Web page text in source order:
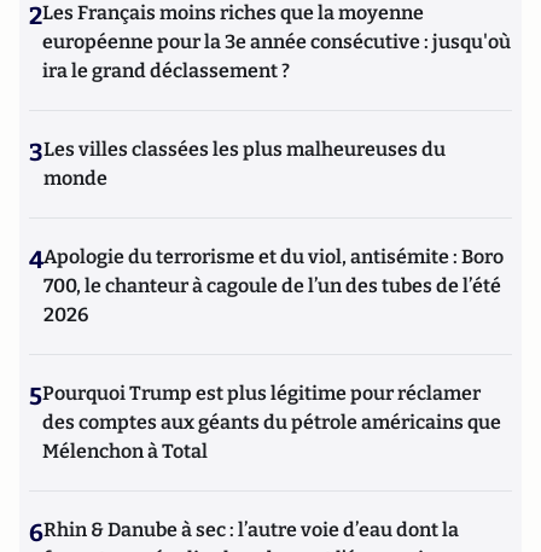
2Les Français moins riches que la moyenne
européenne pour la 3e année consécutive : jusqu'où
ira le grand déclassement ?
3Les villes classées les plus malheureuses du
monde
4Apologie du terrorisme et du viol, antisémite : Boro
700, le chanteur à cagoule de l’un des tubes de l’été
2026
5Pourquoi Trump est plus légitime pour réclamer
des comptes aux géants du pétrole américains que
Mélenchon à Total
6Rhin & Danube à sec : l’autre voie d’eau dont la